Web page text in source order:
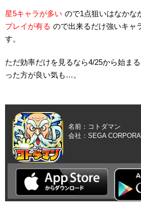
星5キャラが多い ので1点狙いはなかな
プレイが有る ので出来るだけ強いキャ
す。
ただ効率だけを見るなら4/25から始ま
った方が良い気も…。
名前：コトダマン
会社：SEGA